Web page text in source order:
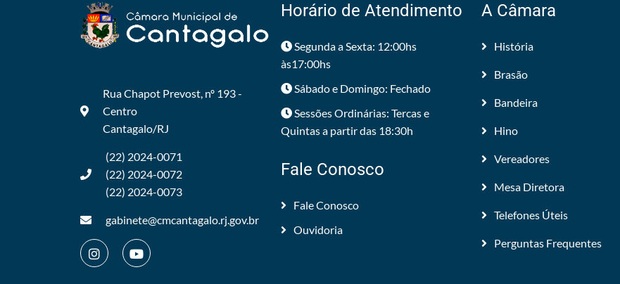
Rua Chapot Prevost, nº 193 -
Centro
Cantagalo/RJ
(22) 2024-0071
(22) 2024-0072
(22) 2024-0073
gabinete@cmcantagalo.rj.gov.br
Horário de Atendimento
Segunda a Sexta: 12:00hs
às17:00hs
Sábado e Domingo: Fechado
Sessões Ordinárias: Tercas e
Quintas a partir das 18:30h
Fale Conosco
Fale Conosco
Ouvidoria
A Câmara
História
Brasão
Bandeira
Hino
Vereadores
Mesa Diretora
Telefones Úteis
Perguntas Frequentes